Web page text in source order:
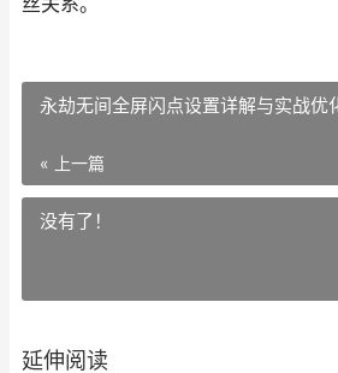
永劫无间全屏闪点设置详解与实战优
« 上一篇
没有了！
延伸阅读